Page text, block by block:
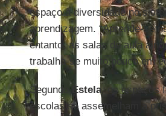
espaço à diversidade no
aprendizagem. “Aprende-se
entanto, as salas de aula
trabalha-se muito pouco em
Segundo Estela, os espaços
escolas se assemelham a